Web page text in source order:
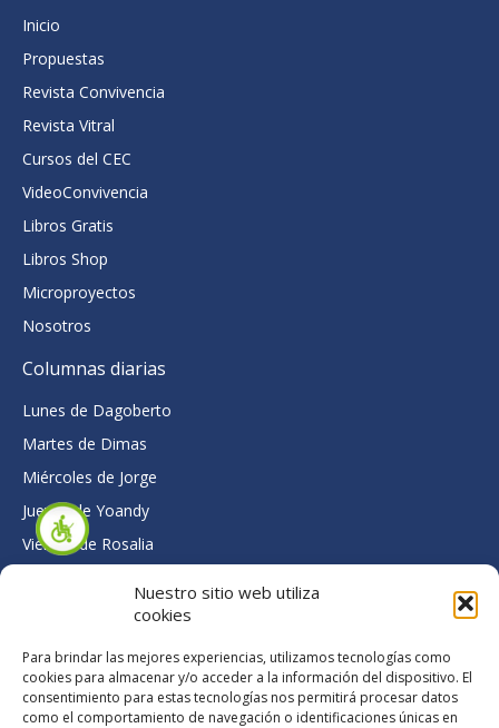
Nuestro sitio web utiliza
cookies
Para brindar las mejores experiencias, utilizamos tecnologías como
cookies para almacenar y/o acceder a la información del dispositivo. El
consentimiento para estas tecnologías nos permitirá procesar datos
como el comportamiento de navegación o identificaciones únicas en
Inicio
Propuestas
Revista Convivencia
Revista Vitral
Cursos del CEC
VideoConvivencia
Libros Gratis
Libros Shop
Microproyectos
Nosotros
Columnas diarias
Lunes de Dagoberto
Martes de Dimas
Miércoles de Jorge
Jueves de Yoandy
Viernes de Rosalia
colabora@centroconvivencia.org
F
a
T
w
Y
o